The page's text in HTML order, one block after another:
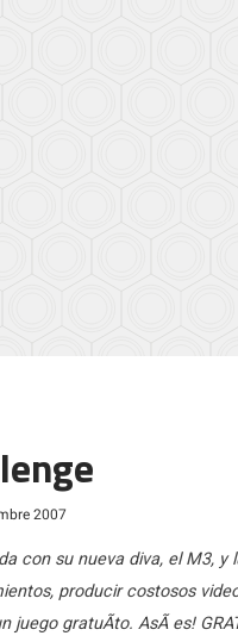
2007
con su nueva diva, el M3,
producir costosos
juego gratuÃ­to. AsÃ­ es!